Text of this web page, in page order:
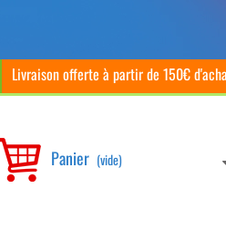
Livraison offerte à partir de 150€
Panier (vide)